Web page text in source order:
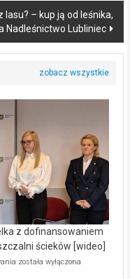
– kup ją od leśnika,
Nadleśnictwo Lubliniec
z dofinansowaniem
ścieków [wideo]
Ekologiczne
została wyłączona